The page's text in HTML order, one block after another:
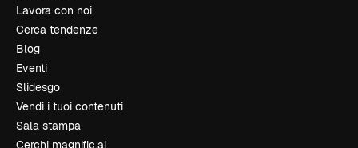
Lavora con noi
Cerca tendenze
Blog
Eventi
Slidesgo
Vendi i tuoi contenuti
Sala stampa
Cerchi magnific.ai